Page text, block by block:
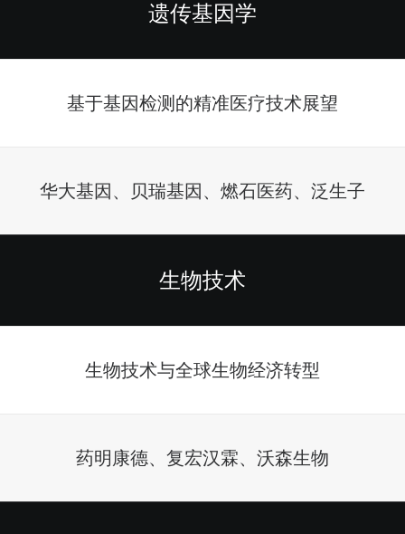
遗传基因学
基于基因检测的精准医疗技术展望
华大基因、贝瑞基因、燃石医药、泛生子
生物技术
生物技术与全球生物经济转型
药明康德、复宏汉霖、沃森生物